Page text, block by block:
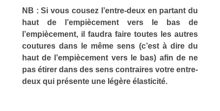
NB : Si vous cousez l’entre-deux en partant du
haut de l’empiècement vers le bas de
l’empiècement, il faudra faire toutes les autres
coutures dans le même sens (c’est à dire du
haut de l’empiècement vers le bas) afin de ne
pas étirer dans des sens contraires votre entre-
deux qui présente une légère élasticité.